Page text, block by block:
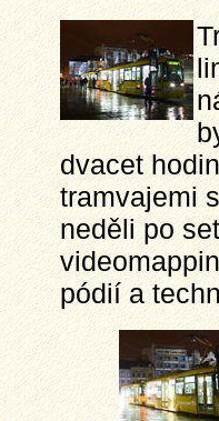
dvacet
tramvajemi
neděli po
pódií a